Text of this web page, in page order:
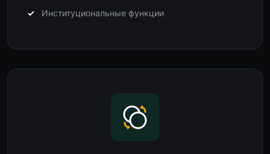
Институциональные функции